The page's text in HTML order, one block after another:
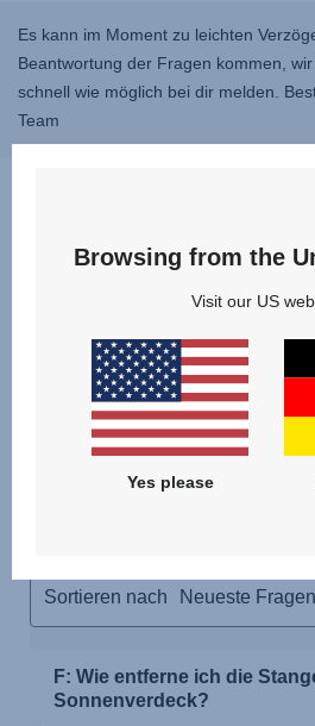
Es kann im Moment zu leichten
Beantwortung der Fragen kommen,
schnell wie möglich bei dir melden.
Team
Fragen &
Browsing from the
Visit our US
Yes please